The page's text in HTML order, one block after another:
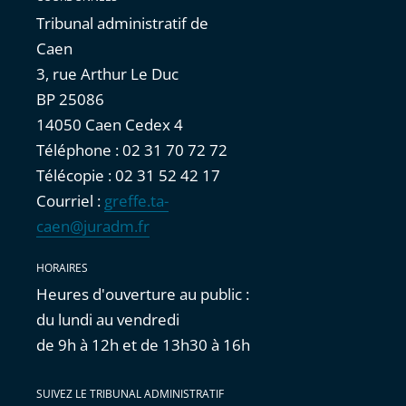
Tribunal administratif de
Caen
3, rue Arthur Le Duc
BP 25086
14050 Caen Cedex 4
Téléphone : 02 31 70 72 72
Télécopie : 02 31 52 42 17
Courriel : greffe.ta-
caen@juradm.fr
HORAIRES
Heures d'ouverture au public :
du lundi au vendredi
de 9h à 12h et de 13h30 à 16h
SUIVEZ LE TRIBUNAL ADMINISTRATIF